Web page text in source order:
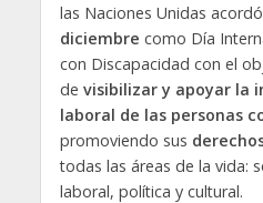
las Naciones Unidas
diciembre como Día
con Discapacidad con el
de visibilizar y apoyar la
laboral de las personas
promoviendo sus
todas las áreas de la vida:
laboral, política y cultural.